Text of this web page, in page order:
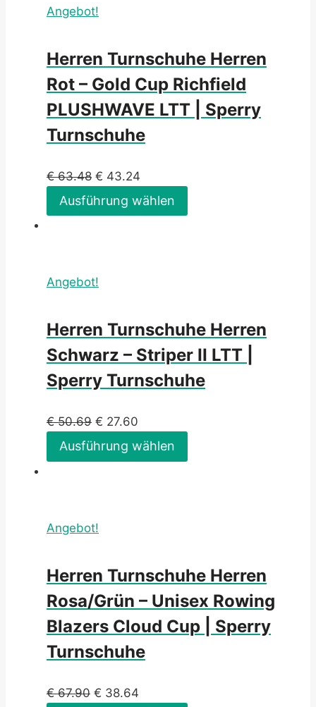
Angebot!
Herren Turnschuhe Herren
Rot – Gold Cup Richfield
PLUSHWAVE LTT | Sperry
Turnschuhe
€63.48 € 43.24
Ausführung wählen
Angebot!
Herren Turnschuhe Herren
Schwarz – Striper II LTT |
Sperry Turnschuhe
€50.69 € 27.60
Ausführung wählen
Angebot!
Herren Turnschuhe Herren
Rosa/Grün – Unisex Rowing
Blazers Cloud Cup | Sperry
Turnschuhe
€67.90 € 38.64